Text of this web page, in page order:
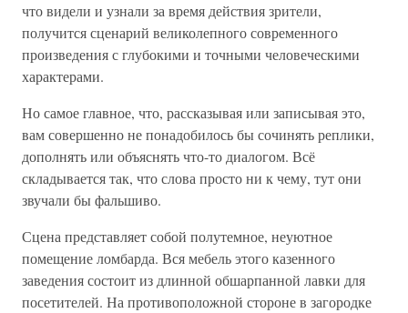
что видели и узнали за время действия зрители,
получится сценарий великолепного современного
произведения с глубокими и точными человеческими
характерами.
Но самое главное, что, рассказывая или записывая это,
вам совершенно не понадобилось бы сочинять реплики,
дополнять или объяснять что-то диалогом. Всё
складывается так, что слова просто ни к чему, тут они
звучали бы фальшиво.
Сцена представляет собой полутемное, неуютное
помещение ломбарда. Вся мебель этого казенного
заведения состоит из длинной обшарпанной лавки для
посетителей. На противоположной стороне в загородке